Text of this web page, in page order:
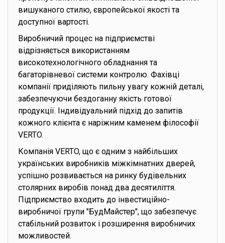
вишуканого стилю, європейської якості та
доступної вартості.
Виробничий процес на підприємстві
відрізняється використанням
високотехнологічного обладнання та
багаторівневої системи контролю. Фахівці
компанії приділяють пильну увагу кожній деталі,
забезпечуючи бездоганну якість готової
продукції. Індивідуальний підхід до запитів
кожного клієнта є наріжним каменем філософії
VERTO.
Компанія VERTO, що є одним з найбільших
українських виробників міжкімнатних дверей,
успішно розвивається на ринку будівельних
столярних виробів понад два десятиліття.
Підприємство входить до інвестиційно-
виробничої групи "БудМайстер", що забезпечує
стабільний розвиток і розширення виробничих
можливостей.